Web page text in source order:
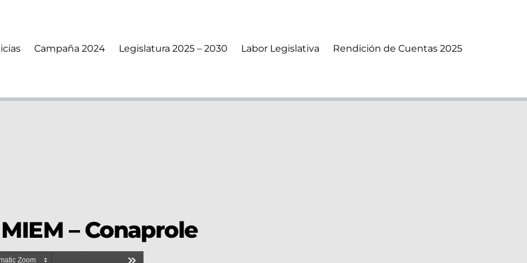
Campaña 2024 Legislatura 2025 – 2030 Labor Legislativa Rendición de Cuentas 2025
– Conaprole